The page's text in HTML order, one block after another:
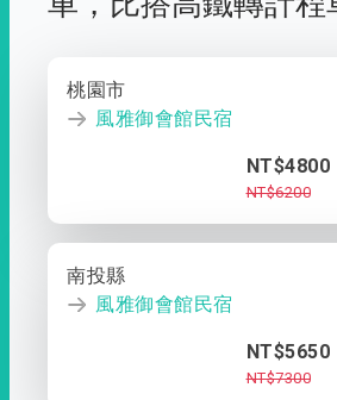
桃園市
風雅御會館民宿
NT$4800
NT$6200
南投縣
風雅御會館民宿
NT$5650
NT$7300